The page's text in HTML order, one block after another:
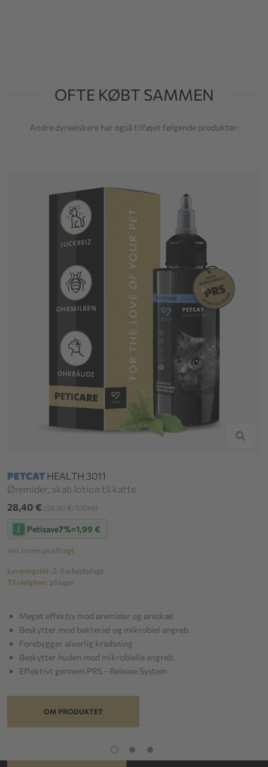
OFTE KØBT SAMMEN
Andre dyreelskere har også tilføjet følgende produkter:
PETCAT HEALTH 3011
Øremider, skab lotion til katte
28,40 € (56,80 €/100ml)
Petisave7%=1,99 €
inkl. moms plus Fragt
Leveringstid : 2-3 arbejdsdage
Til rådighed : på lager
Meget effektiv mod øremider og øreskæl
Beskytter mod bakteriel og mikrobiel angreb
Forebygger alvorlig kradsning
Beskytter huden mod mikrobielle angreb
Effektivt gennem PRS - Release System
OM PRODUKTET